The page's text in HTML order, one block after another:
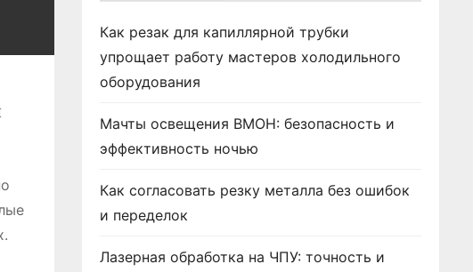
Как резак для капиллярной трубки
упрощает работу мастеров холодильного
оборудования
Мачты освещения ВМОН: безопасность и
эффективность ночью
Как согласовать резку металла без ошибок
и переделок
Лазерная обработка на ЧПУ: точность и